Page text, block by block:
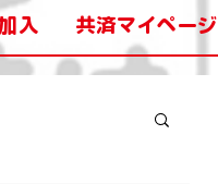
入 共済マイページ